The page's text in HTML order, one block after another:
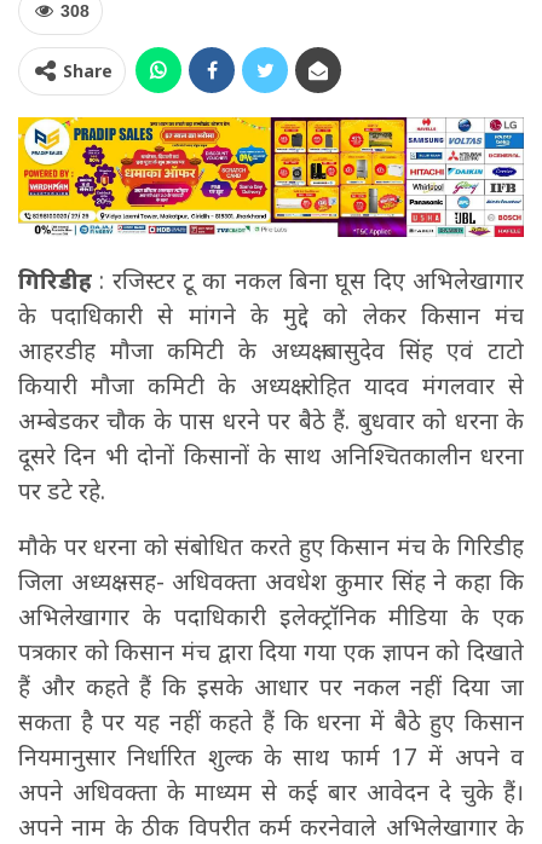
308
Share
गिरिडीह : रजिस्टर टू का नकल बिना घूस दिए अभिलेखागार
के पदाधिकारी से मांगने के मुद्दे को लेकर किसान मंच
आहरडीह मौजा कमिटी के अध्यक्ष बासुदेव सिंह एवं टाटो
कियारी मौजा कमिटी के अध्यक्ष रोहित यादव मंगलवार से
अम्बेडकर चौक के पास धरने पर बैठे हैं. बुधवार को धरना के
दूसरे दिन भी दोनों किसानों के साथ अनिश्चितकालीन धरना
पर डटे रहे.
मौके पर धरना को संबोधित करते हुए किसान मंच के गिरिडीह
जिला अध्यक्ष -सह- अधिवक्ता अवधेश कुमार सिंह ने कहा कि
अभिलेखागार के पदाधिकारी इलेक्ट्रॉनिक मीडिया के एक
पत्रकार को किसान मंच द्वारा दिया गया एक ज्ञापन को दिखाते
हैं और कहते हैं कि इसके आधार पर नकल नहीं दिया जा
सकता है पर यह नहीं कहते हैं कि धरना में बैठे हुए किसान
नियमानुसार निर्धारित शुल्क के साथ फार्म 17 में अपने व
अपने अधिवक्ता के माध्यम से कई बार आवेदन दे चुके हैं।
अपने नाम के ठीक विपरीत कर्म करनेवाले अभिलेखागार के